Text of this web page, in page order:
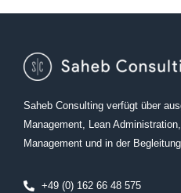
Saheb Consulting verfügt über
Management, Lean
Management und in der
+49 (0) 162 66 48 575